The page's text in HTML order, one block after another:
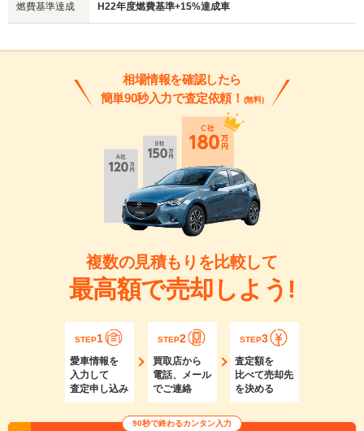
燃費基準達成 H22年度燃費基準+15%達成車
相場情報を確認したら
簡単90秒入力で査定依頼！ (無料)
複数の見積もりを比較して
最高額で売却しよう!
STEP1
愛車情報を
入力して
査定申し込み
STEP2
買取店から
電話、メール
でご連絡
STEP3
査定額を
比べて売却先
を決める
90秒で終わるカンタン入力